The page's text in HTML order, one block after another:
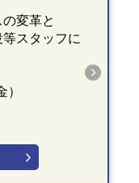
変革と
スタッフに